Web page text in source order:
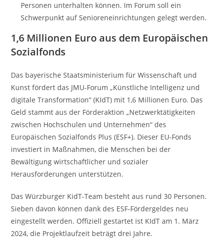
Personen unterhalten können. Im Forum soll ein
Schwerpunkt auf Senioreneinrichtungen gelegt werden.
1,6 Millionen Euro aus dem Europäischen
Sozialfonds
Das bayerische Staatsministerium für Wissenschaft und
Kunst fördert das JMU-Forum „Künstliche Intelligenz und
digitale Transformation“ (KIdT) mit 1,6 Millionen Euro. Das
Geld stammt aus der Förderaktion „Netzwerktätigkeiten
zwischen Hochschulen und Unternehmen“ des
Europäischen Sozialfonds Plus (ESF+). Dieser EU-Fonds
investiert in Maßnahmen, die Menschen bei der
Bewältigung wirtschaftlicher und sozialer
Herausforderungen unterstützen.
Das Würzburger KidT-Team besteht aus rund 30 Personen.
Sieben davon können dank des ESF-Fördergeldes neu
eingestellt werden. Offiziell gestartet ist KIdT am 1. März
2024, die Projektlaufzeit beträgt drei Jahre.